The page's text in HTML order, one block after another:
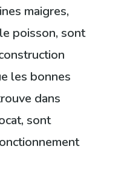
maigres,
poisson, sont
les bonnes
dans
sont